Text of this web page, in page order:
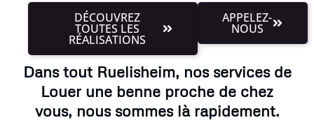
DÉCOUVREZ
TOUTES LES
RÉALISATIONS
APPELEZ-
NOUS
Dans tout Ruelisheim, nos services de
Louer une benne proche de chez
vous, nous sommes là rapidement.